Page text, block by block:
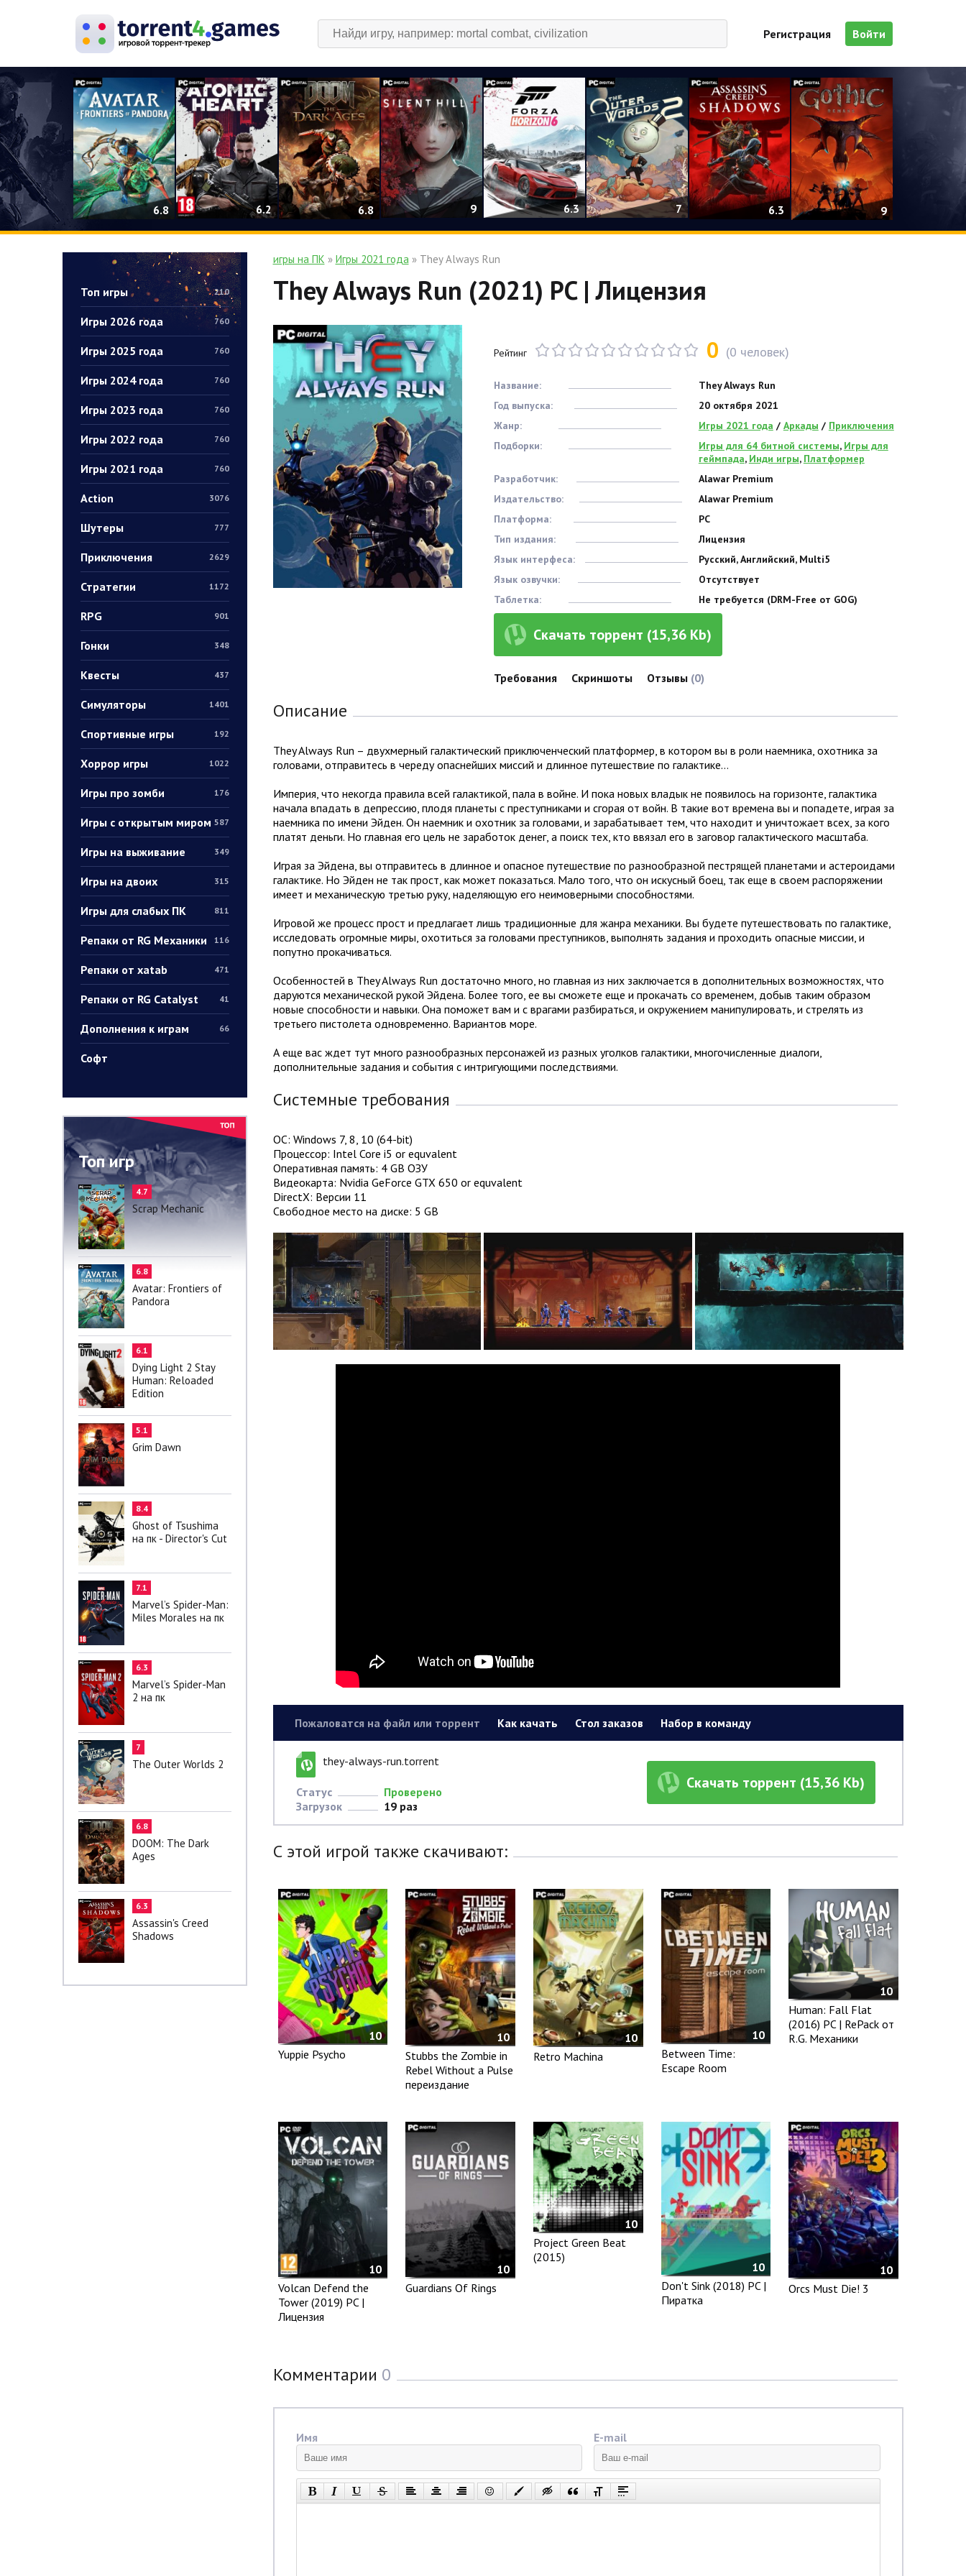
Регистрация Войти
6.8 6.2 6.8 9 6.3 7 6.3 9
Топ игры 210
Игры 2026 года 760
Игры 2025 года 760
Игры 2024 года 760
Игры 2023 года 760
Игры 2022 года 760
Игры 2021 года 760
Action 3076
Шутеры 777
Приключения 2629
Стратегии 1172
RPG 901
Гонки 348
Квесты 437
Симуляторы 1401
Спортивные игры 192
Хоррор игры 1022
Игры про зомби 176
Игры с открытым миром 587
Игры на выживание 349
Игры на двоих 315
Игры для слабых ПК 811
Репаки от RG Механики 116
Репаки от xatab 471
Репаки от RG Catalyst 41
Дополнения к играм 66
Софт
Топ игр
4.7
Scrap Mechanic
6.8
Avatar: Frontiers of
Pandora
6.1
Dying Light 2 Stay
Human: Reloaded
Edition
5.1
Grim Dawn
8.4
Ghost of Tsushima
на пк - Director's Cut
7.1
Marvel’s Spider-Man:
Miles Morales на пк
6.3
Marvel’s Spider-Man
2 на пк
7
The Outer Worlds 2
6.8
DOOM: The Dark
Ages
6.3
Assassin's Creed
Shadows
игры на ПК » Игры 2021 года» They Always Run
They Always Run (2021) PC | Лицензия
Рейтинг 0 (0 человек)
Название:
They Always Run
Год выпуска:
20 октября 2021
Жанр:
Игры 2021 года / Аркады / Приключения
Подборки:
Игры для 64 битной системы, Игры для
геймпада, Инди игры, Платформер
Разработчик:
Alawar Premium
Издательство:
Alawar Premium
Платформа:
PC
Тип издания:
Лицензия
Язык интерфеса:
Русский, Английский, Multi5
Язык озвучки:
Отсутствует
Таблетка:
Не требуется (DRM-Free от GOG)
Скачать торрент (15,36 Kb)
Требования Скриншоты Отзывы (0)
Описание
They Always Run – двухмерный галактический приключенческий платформер, в котором вы в роли наемника, охотника за
головами, отправитесь в череду опаснейших миссий и длинное путешествие по галактике…
Империя, что некогда правила всей галактикой, пала в войне. И пока новых владык не появилось на горизонте, галактика
начала впадать в депрессию, плодя планеты с преступниками и сгорая от войн. В такие вот времена вы и попадете, играя за
наемника по имени Эйден. Он наемник и охотник за головами, и зарабатывает тем, что находит и уничтожает всех, за кого
платят деньги. Но главная его цель не заработок денег, а поиск тех, кто ввязал его в заговор галактического масштаба.
Играя за Эйдена, вы отправитесь в длинное и опасное путешествие по разнообразной пестрящей планетами и астероидами
галактике. Но Эйден не так прост, как может показаться. Мало того, что он искусный боец, так еще в своем распоряжении
имеет и механическую третью руку, наделяющую его неимоверными способностями.
Игровой же процесс прост и предлагает лишь традиционные для жанра механики. Вы будете путешествовать по галактике,
исследовать огромные миры, охотиться за головами преступников, выполнять задания и проходить опасные миссии, и
попутно прокачиваться.
Особенностей в They Always Run достаточно много, но главная из них заключается в дополнительных возможностях, что
даруются механической рукой Эйдена. Более того, ее вы сможете еще и прокачать со временем, добыв таким образом
новые способности и навыки. Она поможет вам и с врагами разбираться, и окружением манипулировать, и стрелять из
третьего пистолета одновременно. Вариантов море.
А еще вас ждет тут много разнообразных персонажей из разных уголков галактики, многочисленные диалоги,
дополнительные задания и события с интригующими последствиями.
Системные требования
ОС: Windows 7, 8, 10 (64-bit)
Процессор: Intel Core i5 or equvalent
Оперативная память: 4 GB ОЗУ
Видеокарта: Nvidia GeForce GTX 650 or equvalent
DirectX: Версии 11
Свободное место на диске: 5 GB
Пожаловатся на файл или торрент Как качать Стол заказов Набор в команду
they-always-run.torrent
Статус
Проверено
Загрузок
19 раз
Скачать торрент (15,36 Kb)
С этой игрой также скачивают:
10
Yuppie Psycho
10
Stubbs the Zombie in
Rebel Without a Pulse
переиздание
10
Retro Machina
10
Between Time:
Escape Room
10
Human: Fall Flat
(2016) PC | RePack от
R.G. Механики
10
Volcan Defend the
Tower (2019) PC |
Лицензия
10
Guardians Of Rings
10
Project Green Beat
(2015)
10
Don't Sink (2018) PC |
Пиратка
10
Orcs Must Die! 3
Комментарии 0
Имя E-mail